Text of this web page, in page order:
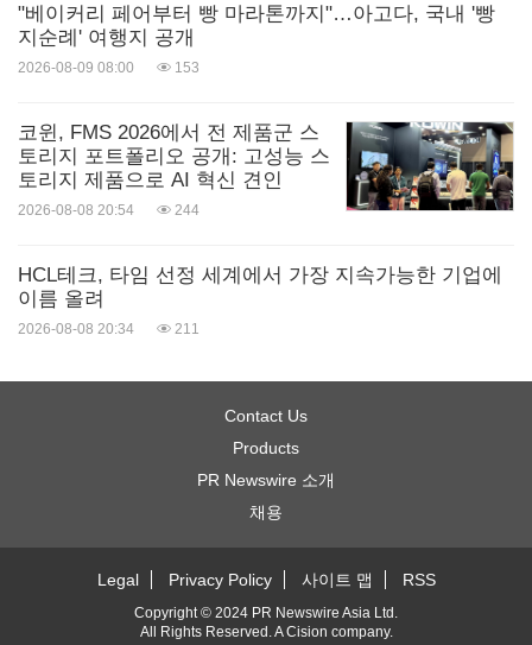
당뇨는 아시아가 직면하고 있는 가장 심각한 공공 건
인에 대한 흔한 오해가 팽배하다.
응답자의 대략 3분의 1(29%)이 2형 당뇨가 과체중인
단순히 당 섭취에서 기인한다고 믿고 50%는 당뇨 치
료가 반드시 인슐린 주사를 포함한다고 생각한다.
에는 질환에 대한 인식이 부족했다는 것이 밝혀졌다.
총 29%의 응답자가 그들이 진단 받기 이전에는 당뇨
에 대한 이해가 적거나 아주 적었다고 보고했고 3분
의 1 이상(37%)이 진단 이전 자신의 위험도가 낮다고
생각하거나 전혀 위험하다고 생각한 적이 없었으며,
오직 4%만이 자신이 당뇨에 걸릴 위험이 높다고 생
"베이커리 페어부터 빵 마라톤까지"…아고다, 국내 '빵
지순례' 여행지 공개
2026-08-09 08:00 153
코윈, FMS 2026에서 전 제품군 스
토리지 포트폴리오 공개: 고성능 스
토리지 제품으로 AI 혁신 견인
2026-08-08 20:54 244
HCL테크, 타임 선정 세계에서 가장 지속가능한 기업에
이름 올려
2026-08-08 20:34 211
Contact Us
Products
PR Newswire 소개
채용
Legal Privacy Policy 사이트 맵 RSS
Copyright © 2024 PR Newswire Asia Ltd.
All Rights Reserved. ACision company.